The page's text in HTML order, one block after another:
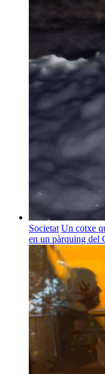
Societat Un cotxe
en un pàrquing del